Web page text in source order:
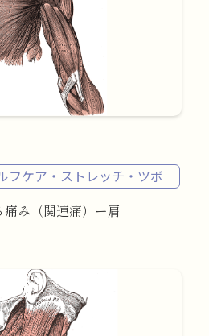
フケア・ストレッチ・ツボ
み（関連痛）ー肩